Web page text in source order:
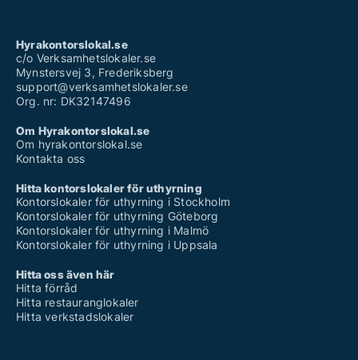
Hyrakontorslokal.se
c/o Verksamhetslokaler.se
Mynstersvej 3, Frederiksberg
support@verksamhetslokaler.se
Org. nr: DK32147496
Om Hyrakontorslokal.se
Om hyrakontorslokal.se
Kontakta oss
Hitta kontorslokaler för uthyrning
Kontorslokaler för uthyrning i Stockholm
Kontorslokaler för uthyrning Göteborg
Kontorslokaler för uthyrning i Malmö
Kontorslokaler för uthyrning i Uppsala
Hitta oss även här
Hitta förråd
Hitta restauranglokaler
Hitta verkstadslokaler